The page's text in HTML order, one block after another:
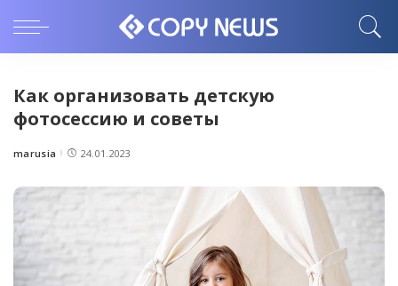
Как организовать детскую
фотосессию и советы
Posted
marusia 24.01.2023